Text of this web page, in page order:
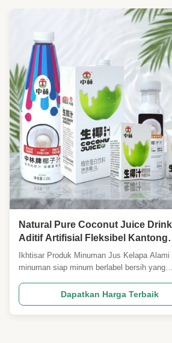
Kacang hijau
camilan kacang
Natural Pure Coconut Juice
Aditif Artifisial Fleksibel Kantong
Kemasan
Ikhtisar Produk Minuman Jus Kelapa Alami
minuman siap minum berlabel bersih yang
bahan tambahan buatan, tanpa perasa,
atau pengawet sintetis. Dikemas dalam
fleksibel portabel yang ringan, produk ini
Dapatkan Harga Terbaik